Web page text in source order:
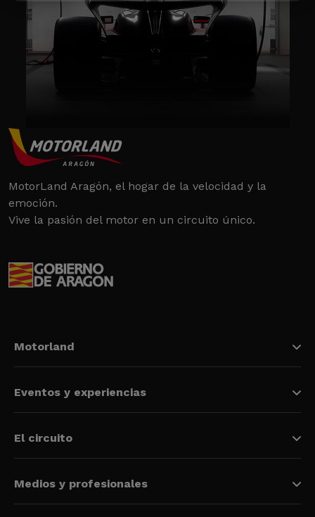
MotorLand Aragón, el hogar de la velocidad y la
emoción.
Vive la pasión del motor en un circuito único.
Motorland
Eventos y experiencias
El circuito
Medios y profesionales